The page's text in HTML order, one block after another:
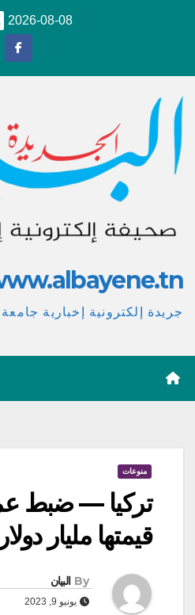
2026-08-08
جريدة إلكترونية إخبارية جامعة
منوعات
تركيا — ضبط
قيمتها مليار دولار
By البيان
يونيو 9, 2023